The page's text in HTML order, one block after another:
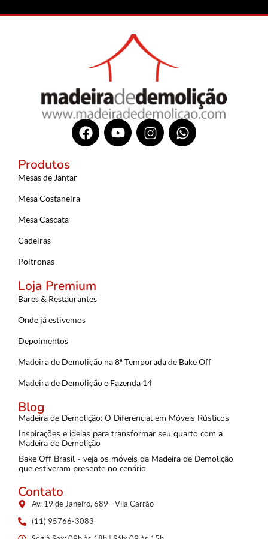
Produtos
Mesas de Jantar
Mesa Costaneira
Mesa Cascata
Cadeiras
Poltronas
Loja Premium
Bares & Restaurantes
Onde já estivemos
Depoimentos
Madeira de Demolição na 8ª Temporada de Bake Off
Madeira de Demolição e Fazenda 14
Blog
Madeira de Demolição: O Diferencial em Móveis Rústicos
Inspirações e ideias para transformar seu quarto com a
Madeira de Demolição
Bake Off Brasil - veja os móveis da Madeira de Demolição
que estiveram presente no cenário
Contato
Av. 19 de Janeiro, 689 - Vila Carrão
(11) 95766-3083